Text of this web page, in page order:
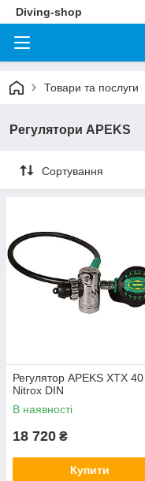
Diving-shop
Товари та послуги
Регулятори APEKS
Сортування
Регулятор APEKS XTX 40
Nitrox DIN
В наявності
18 720 ₴
Купити